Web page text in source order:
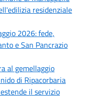
residenziale
2026: fede,
e San Pancrazio
al gemellaggio
di Ripacorbaria
il servizio